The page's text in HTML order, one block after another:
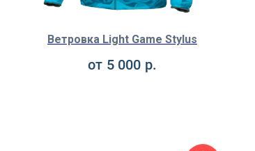
Ветровка Light Game Stylus
от 5 000 р.